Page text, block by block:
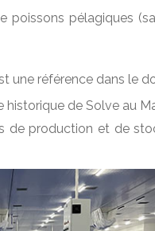
poissons pélagiques
une référence dans le
historique de Solve au
de production et de